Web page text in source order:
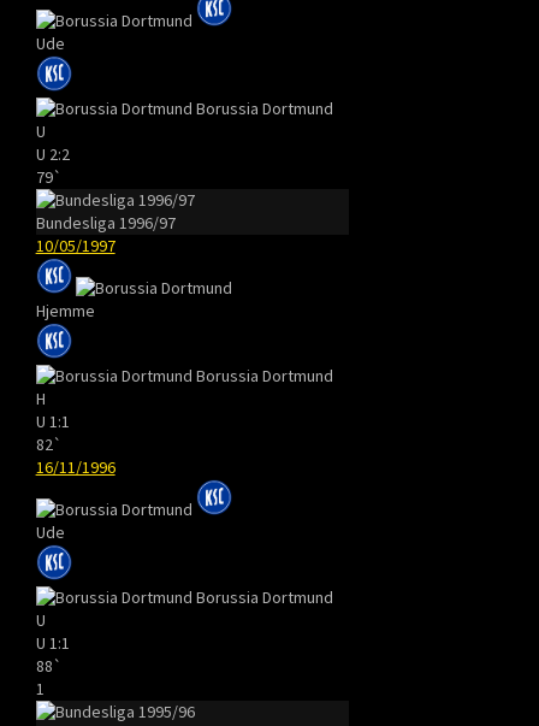
Ude
Borussia Dortmund
U
U 2:2
79`
Bundesliga 1996/97
10/05/1997
Hjemme
Borussia Dortmund
H
U 1:1
82`
16/11/1996
Ude
Borussia Dortmund
U
U 1:1
88`
1